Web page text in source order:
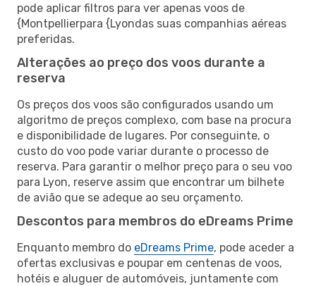
pode aplicar filtros para ver apenas voos de
{Montpellierpara {Lyondas suas companhias aéreas
preferidas.
Alterações ao preço dos voos durante a
reserva
Os preços dos voos são configurados usando um
algoritmo de preços complexo, com base na procura
e disponibilidade de lugares. Por conseguinte, o
custo do voo pode variar durante o processo de
reserva. Para garantir o melhor preço para o seu voo
para Lyon, reserve assim que encontrar um bilhete
de avião que se adeque ao seu orçamento.
Descontos para membros do eDreams Prime
Enquanto membro do eDreams Prime, pode aceder a
ofertas exclusivas e poupar em centenas de voos,
hotéis e aluguer de automóveis, juntamente com